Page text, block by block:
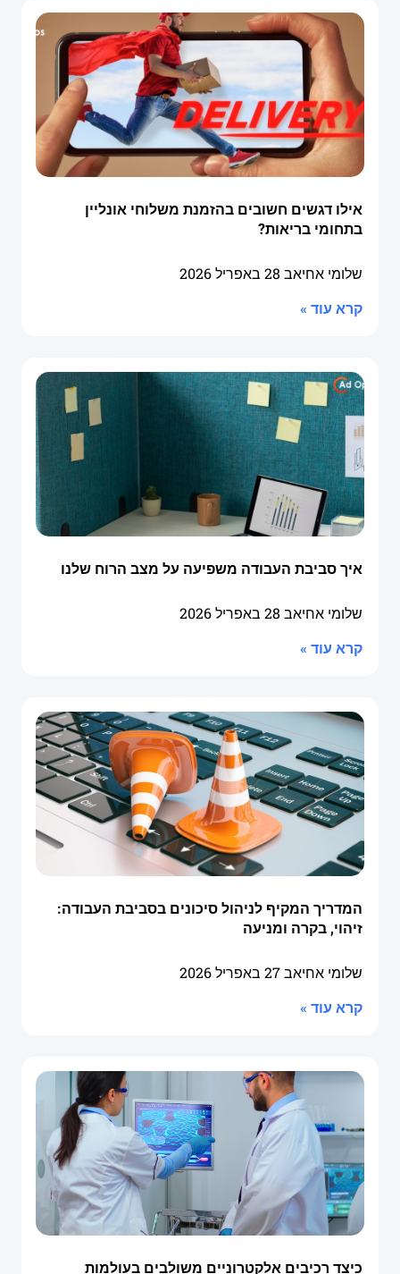
אילו דגשים חשובים בהזמנת משלוחי אונליין
בתחומי בריאות?
שלומי אחיאב 28 באפריל 2026
קרא עוד »
איך סביבת העבודה משפיעה על מצב הרוח שלנו
שלומי אחיאב 28 באפריל 2026
קרא עוד »
המדריך המקיף לניהול סיכונים בסביבת העבודה:
זיהוי, בקרה ומניעה
שלומי אחיאב27 באפריל 2026
קרא עוד »
כיצד רכיבים אלקטרוניים משולבים בעולמות